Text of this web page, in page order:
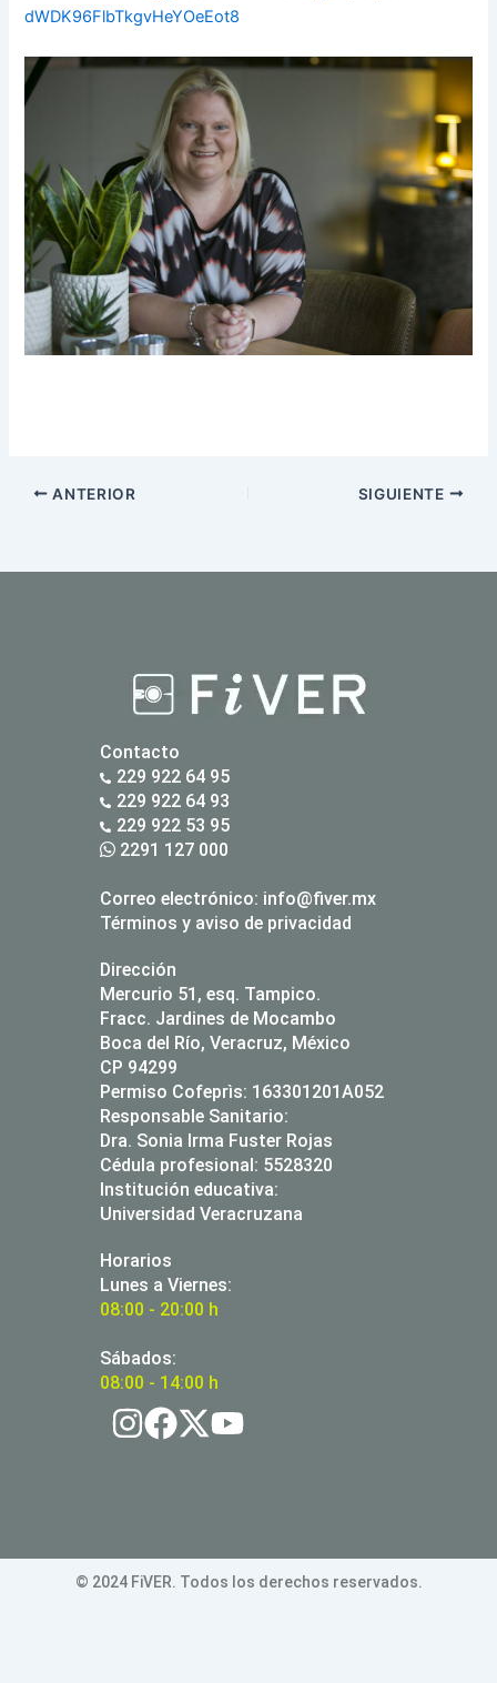
dWDK96FlbTkgvHeYOeEot8
ANTERIOR SIGUIENTE
Contacto
229 922 64 95
229 922 64 93
229 922 53 95
2291 127 000
Correo electrónico: info@fiver.mx
Términos y aviso de privacidad
Dirección
Mercurio 51, esq. Tampico.
Fracc. Jardines de Mocambo
Boca del Río, Veracruz, México
CP 94299
Permiso Cofeprìs: 163301201A052
Responsable Sanitario:
Dra. Sonia Irma Fuster Rojas
Cédula profesional: 5528320
Institución educativa:
Universidad Veracruzana
Horarios
Lunes a Viernes:
08:00 - 20:00 h
Sábados:
08:00 - 14:00 h
© 2024 FiVER. Todos los derechos reservados.